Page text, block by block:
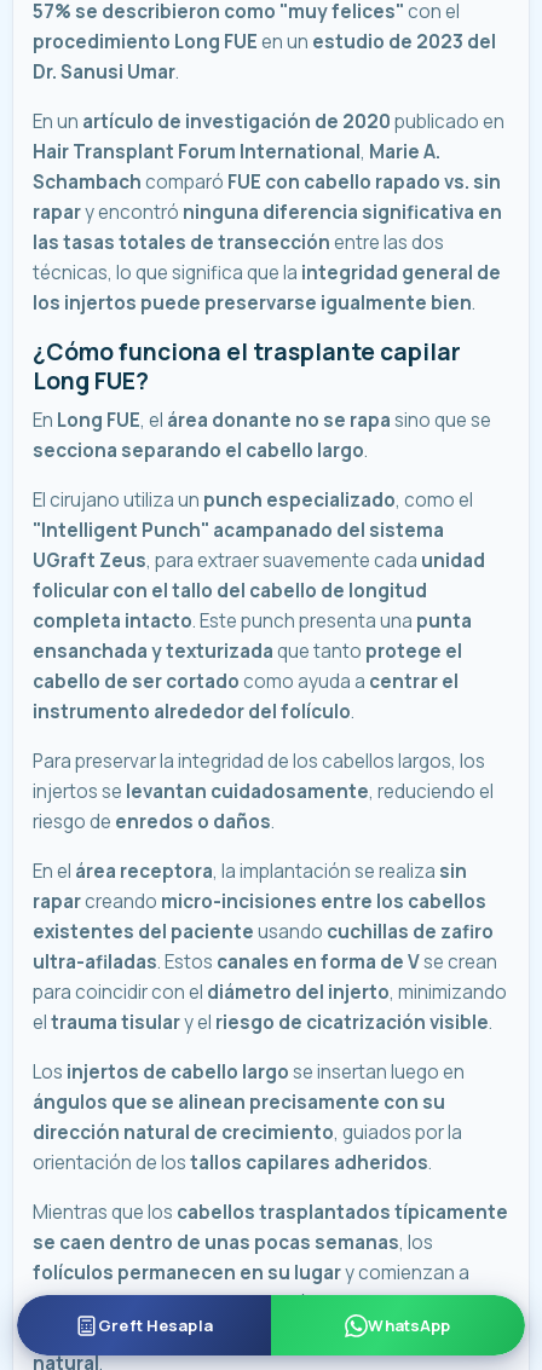
57% se describieron como "muy felices"con el
procedimiento Long FUEen un estudio de 2023 del
Dr. Sanusi Umar.
En un artículo de investigación de 2020publicado en
Hair Transplant Forum International, Marie A.
Schambachcomparó FUE con cabello rapado vs. sin
rapary encontró ninguna diferencia significativa en
las tasas totales de transecciónentre las dos
técnicas, lo que significa que la integridad general de
los injertos puede preservarse igualmente bien.
¿Cómo funciona el trasplante capilar
Long FUE?
En Long FUE, el área donante no se rapasino que se
secciona separando el cabello largo.
El cirujano utiliza un punch especializado, como el
"Intelligent Punch" acampanado del sistema
UGraft Zeus, para extraer suavemente cada unidad
folicular con el tallo del cabello de longitud
completa intacto. Este punch presenta una punta
ensanchada y texturizadaque tanto protege el
cabello de ser cortadocomo ayuda a centrar el
instrumento alrededor del folículo.
Para preservar la integridad de los cabellos largos, los
injertos se levantan cuidadosamente, reduciendo el
riesgo de enredos o daños.
En el área receptora, la implantación se realiza sin
raparcreando micro-incisiones entre los cabellos
existentes del pacienteusando cuchillas de zafiro
ultra-afiladas. Estos canales en forma de Vse crean
para coincidir con el diámetro del injerto, minimizando
eltrauma tisulary el riesgo de cicatrización visible.
Los injertos de cabello largose insertan luego en
ángulos que se alinean precisamente con su
dirección natural de crecimiento, guiados por la
orientación de lostallos capilares adheridos.
Mientras que los cabellos trasplantados típicamente
se caen dentro de unas pocas semanas, los
folículos permanecen en su lugary comienzan a
producir cabello nuevo en el área trasplantada,
lograndoresultados permanentes y de aspecto
natural.
Greft Hesapla WhatsApp